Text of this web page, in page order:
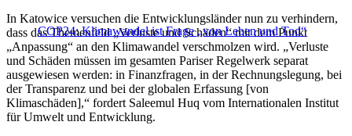
COP24: Klimawandel ist Frage „von Leben und Tod“
In Katowice versuchen die Entwicklungsländer nun zu verhindern,
dass das Themenfeld „Verluste und Schäden“ mit dem Punkt
„Anpassung“ an den Klimawandel verschmolzen wird. „Verluste
und Schäden müssen im gesamten Pariser Regelwerk separat
ausgewiesen werden: in Finanzfragen, in der Rechnungslegung, bei
der Transparenz und bei der globalen Erfassung [von
Klimaschäden],“ fordert Saleemul Huq vom Internationalen Institut
für Umwelt und Entwicklung.